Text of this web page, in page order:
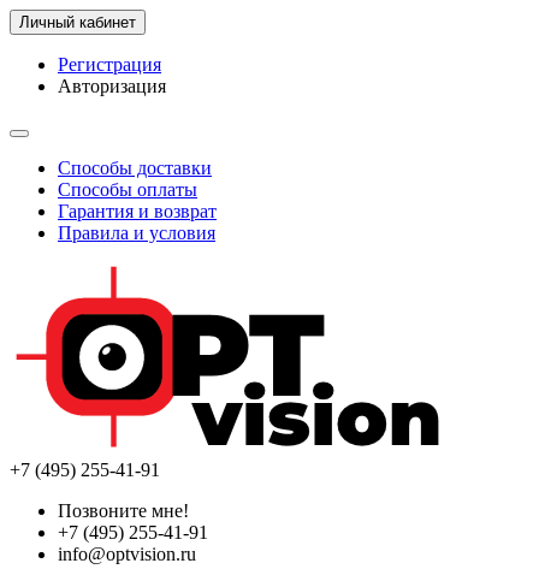
Личный кабинет
Регистрация
Авторизация
Способы доставки
Способы оплаты
Гарантия и возврат
Правила и условия
+7 (495) 255-41-91
Позвоните мне!
+7 (495) 255-41-91
info@optvision.ru